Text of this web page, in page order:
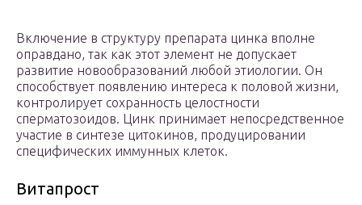
Включение в структуру препарата цинка вполне
оправдано, так как этот элемент не допускает
развитие новообразований любой этиологии. Он
способствует появлению интереса к половой жизни,
контролирует сохранность целостности
сперматозоидов. Цинк принимает непосредственное
участие в синтезе цитокинов, продуцировании
специфических иммунных клеток.
Витапрост